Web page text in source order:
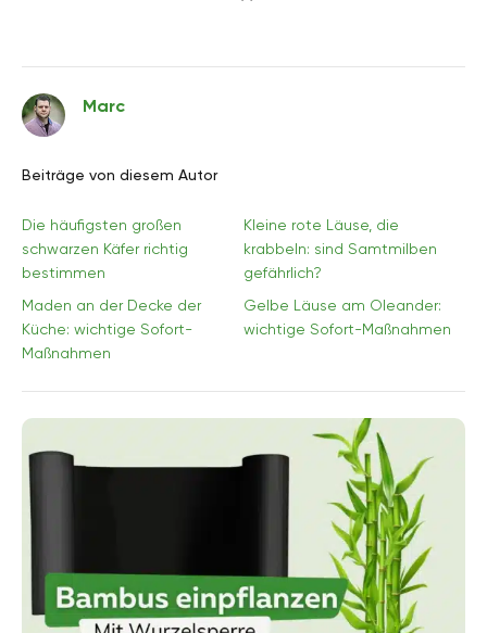
Marc
Beiträge von diesem Autor
Die häufigsten großen
schwarzen Käfer richtig
bestimmen
Kleine rote Läuse, die
krabbeln: sind Samtmilben
gefährlich?
Maden an der Decke der
Küche: wichtige Sofort-
Maßnahmen
Gelbe Läuse am Oleander:
wichtige Sofort-Maßnahmen